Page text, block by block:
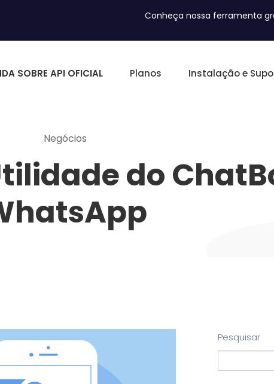
Conheça nossa ferramenta
SOBRE API OFICIAL Planos Instalação e
Negócios
do
Pesquisar